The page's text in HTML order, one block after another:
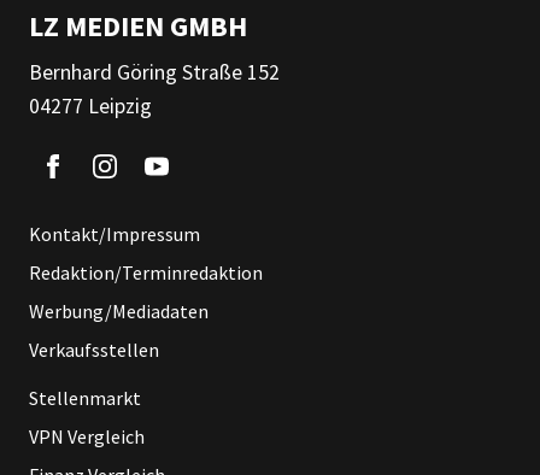
LZ MEDIEN GMBH
Bernhard Göring Straße 152
04277 Leipzig
Kontakt/Impressum
Redaktion/Terminredaktion
Werbung/Mediadaten
Verkaufsstellen
Stellenmarkt
VPN Vergleich